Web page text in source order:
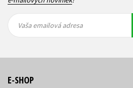
emailová
emailová
Vaša emailová adresa
E-SHOP